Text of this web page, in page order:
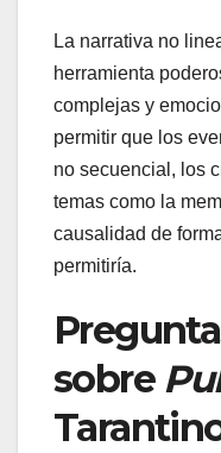
La narrativa no
herramienta
complejas y
permitir que los
no secuencial, los
temas como la
causalidad de
permitiría.
sobre